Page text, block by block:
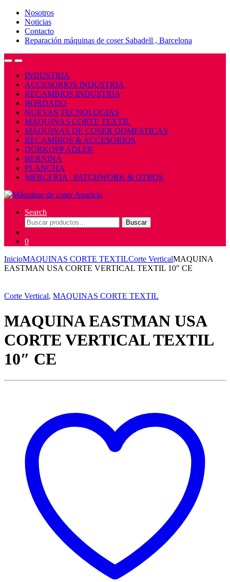
Nosotros
Noticias
Contacto
Reparación máquinas de coser Sabadell , Barcelona
OpenClose
INDUSTRIA
ACCESORIOS INDUSTRIA
RECAMBIOS INDUSTRIA
BORDADO
NUEVAS TECNOLOGIAS
MAQUINAS CORTE TEXTIL
MÁQUINAS DE COSER DOMESTICAS
RECAMBIOS & ACCESORIOS
DÜRKOPP ADLER
BERNINA
PLANCHA
MERCERIA , PATCHWORK & OTROS
Search
Buscar
por:
Buscar
0
InicioMAQUINAS CORTE TEXTILCorte VerticalMAQUINA
EASTMAN USA CORTE VERTICAL TEXTIL 10″ CE
Corte Vertical, MAQUINAS CORTE TEXTIL
MAQUINA EASTMAN USA
CORTE VERTICAL TEXTIL
10″ CE